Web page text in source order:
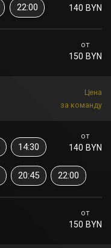
140 BYN
22:00
от
150 BYN
Цена
за команду
от
140 BYN
14:30
20:45 22:00
от
150 BYN